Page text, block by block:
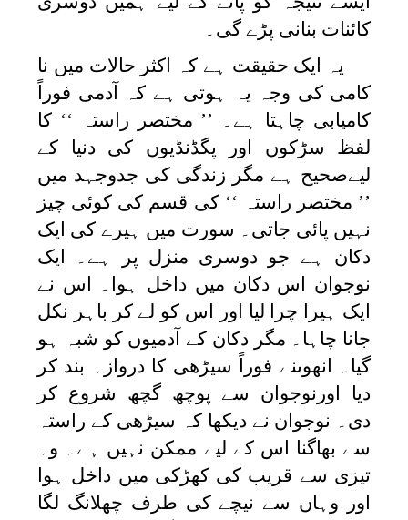
کائنات بنانی پڑے گی۔
یہ ایک حقیقت ہے کہ اکثر حالات میں نا
کامی کی وجہ یہ ہوتی ہے کہ آدمی فوراً
کامیابی چاہتا ہے۔ ’’ مختصر راستہ ‘‘ کا
لفظ سڑکوں اور پگڈنڈیوں کی دنیا کے
لیےصحیح ہے مگر زندگی کی جدوجہد میں
’’ مختصر راستہ ‘‘ کی قسم کی کوئی چیز
نہیں پائی جاتی۔ سورت میں ہیرے کی ایک
دکان ہے جو دوسری منزل پر ہے۔ ایک
نوجوان اس دکان میں داخل ہوا۔ اس نے
ایک ہیرا چرا لیا اور اس کو لے کر باہر نکل
جانا چاہا۔ مگر دکان کے آدمیوں کو شبہ ہو
گیا۔ انھوںنے فوراً سیڑھی کا دروازہ بند کر
دیا اورنوجوان سے پوچھ گچھ شروع کر
دی۔ نوجوان نے دیکھا کہ سیڑھی کے راستہ
سے بھاگنا اس کے لیے ممکن نہیں ہے۔ وہ
تیزی سے قریب کی کھڑکی میں داخل ہوا
اور وہاں سے نیچے کی طرف چھلانگ لگا